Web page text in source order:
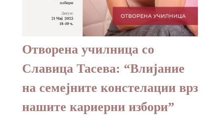
Отворена училница со
Славица Тасева: “Влијание
на семејните констелации врз
нашите кариерни избори”